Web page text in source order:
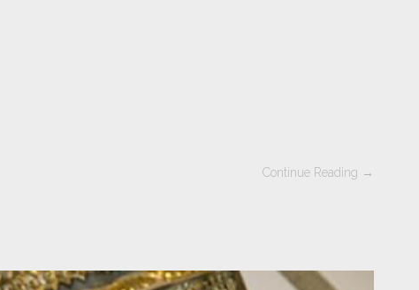
Continue Reading →